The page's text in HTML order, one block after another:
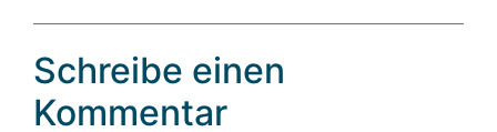
Schreibe einen
Kommentar